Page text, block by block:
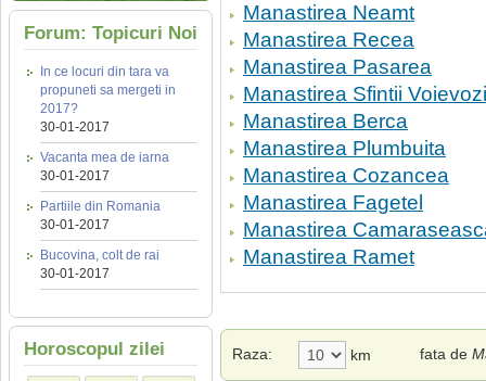
Forum: Topicuri Noi
In ce locuri din tara va
propuneti sa mergeti in
2017?
30-01-2017
Vacanta mea de iarna
30-01-2017
Partiile din Romania
30-01-2017
Bucovina, colt de rai
30-01-2017
Horoscopul zilei
Manastirea Neamt
Manastirea Recea
Manastirea Pasarea
Manastirea Sfintii
Manastirea Berca
Manastirea Plumbuita
Manastirea Cozancea
Manastirea Fagetel
Manastirea
Manastirea Ramet
Raza: km fata de